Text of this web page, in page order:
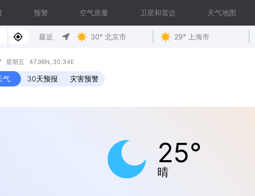
预警 空气质量 卫星和雷达 天气地图
最近 30° 北京市 29° 上海市
星期五 47.96N, 30.34E
气 30天预报 灾害预警
25°
晴